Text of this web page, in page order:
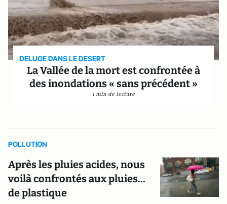
DELUGE DANS LE DESERT
La Vallée de la mort est confrontée à
des inondations « sans précédent »
1 min de lecture
POLLUTION
Après les pluies acides, nous
voilà confrontés aux pluies...
de plastique